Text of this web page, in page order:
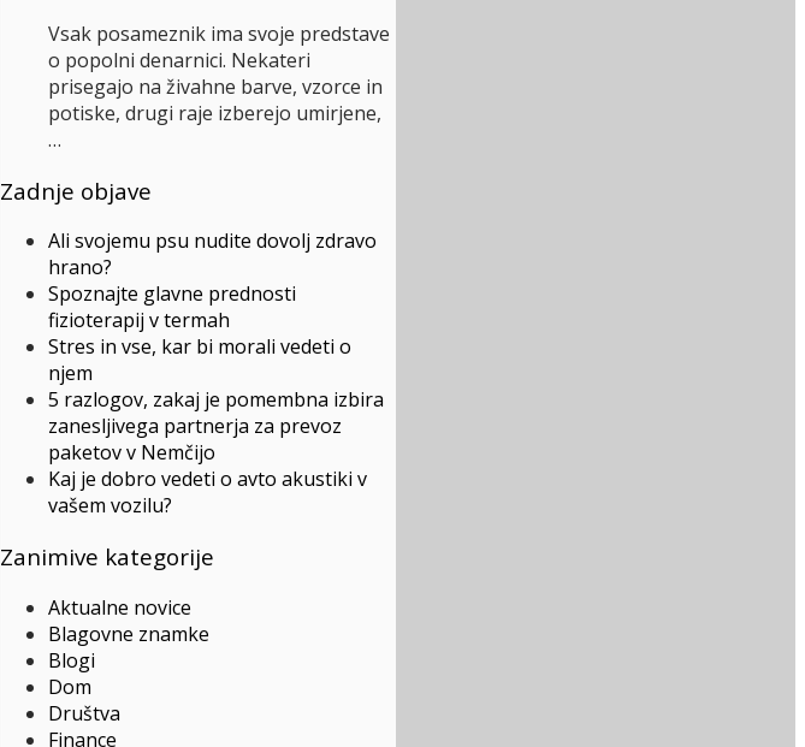
Vsak posameznik ima svoje predstave
o popolni denarnici. Nekateri
prisegajo na živahne barve, vzorce in
potiske, drugi raje izberejo umirjene,
…
Zadnje objave
Ali svojemu psu nudite dovolj zdravo
hrano?
Spoznajte glavne prednosti
fizioterapij v termah
Stres in vse, kar bi morali vedeti o
njem
5 razlogov, zakaj je pomembna izbira
zanesljivega partnerja za prevoz
paketov v Nemčijo
Kaj je dobro vedeti o avto akustiki v
vašem vozilu?
Zanimive kategorije
Aktualne novice
Blagovne znamke
Blogi
Dom
Društva
Finance